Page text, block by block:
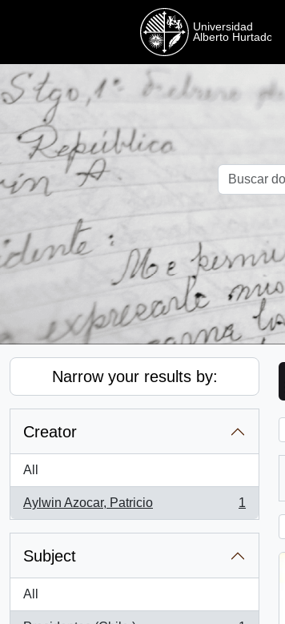
Narrow your results by:
Creator
All
Aylwin Azocar, Patricio
, 1 results
1
Subject
All